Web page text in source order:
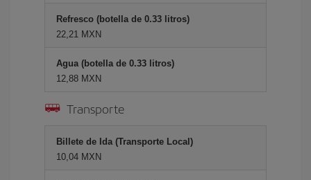
Refresco (botella de 0.33 litros)
22,21 MXN
Agua (botella de 0.33 litros)
12,88 MXN
Transporte
Billete de Ida (Transporte Local)
10,04 MXN